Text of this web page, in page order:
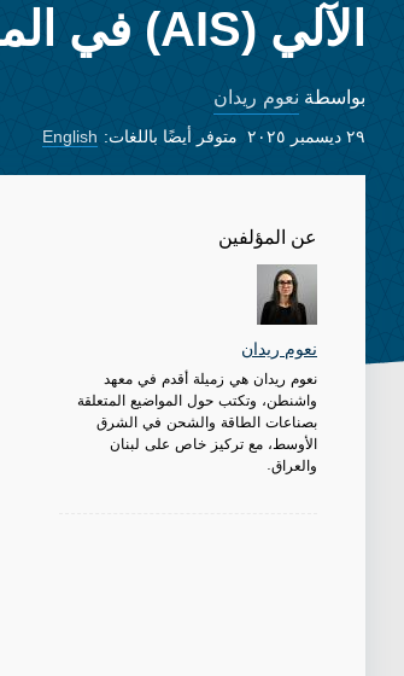
الآلي (AIS) في المناطق الساخنة
بواسطة نعوم ريدان
٢٩ ديسمبر ٢٠٢٥ متوفر أيضًا باللغات: English
عن المؤلفين
نعوم ريدان
نعوم ريدان هي زميلة أقدم في معهد
واشنطن، وتكتب حول المواضيع المتعلقة
بصناعات الطاقة والشحن في الشرق
الأوسط، مع تركيز خاص على لبنان
والعراق.